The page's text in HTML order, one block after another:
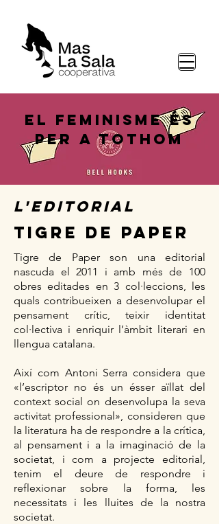
el feminisme és
per a tothom
L'EDITORIAL
TIGRE DE PAPER
Tigre de Paper son una editorial
nascuda el 2011 i amb més de 100
obres editades en 3 col·leccions, les
quals contribueixen a desenvolupar el
pensament crític, teixir identitat
col·lectiva i enriquir l’àmbit literari en
llengua catalana.
Així com Antoni Serra considera que
«l’escriptor no és un ésser aïllat del
context social on desenvolupa la seva
activitat professional», consideren que
la literatura ha de respondre a la crítica,
al pensament i a la imaginació de la
societat, i com a projecte editorial,
tenim el deure de respondre i
reflexionar sobre la forma, les
necessitats i les lluites de la nostra
societat.